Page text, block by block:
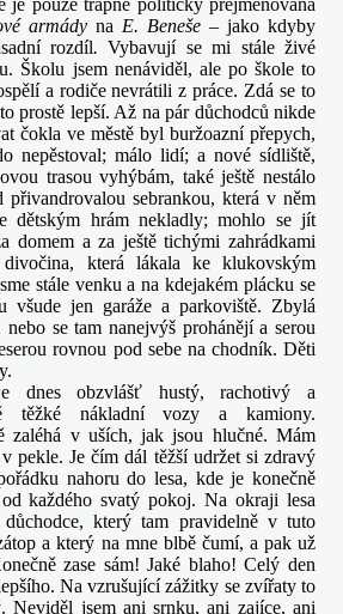
armády na E. Beneše – jako kdyby
rozdíl. Vybavují se mi stále živé
Školu jsem nenáviděl, ale po škole to
a rodiče nevrátili z práce. Zdá se to
prostě lepší. Až na pár důchodců nikde
čokla ve městě byl buržoazní přepych,
nepěstoval; málo lidí; a nové sídliště,
trasou vyhýbám, také ještě nestálo
sebrankou, která v něm
dětským hrám nekladly; mohlo se jít
domem a za ještě tichými zahrádkami
divočina, která lákala ke klukovským
stále venku a na kdejakém plácku se
všude jen garáže a parkoviště. Zbylá
se tam nanejvýš prohánějí a serou
rovnou pod sebe na chodník. Děti
dnes obzvlášť hustý, rachotivý a
těžké nákladní vozy a kamiony.
zaléhá v uších, jak jsou hlučné. Mám
pekle. Je čím dál těžší udržet si zdravý
nahoru do lesa, kde je konečně
každého svatý pokoj. Na okraji lesa
který tam pravidelně v tuto
a který na mne blbě čumí, a pak už
zase sám! Jaké blaho! Celý den
Na vzrušující zážitky se zvířaty to
Neviděl jsem ani srnku, ani zajíce, ani